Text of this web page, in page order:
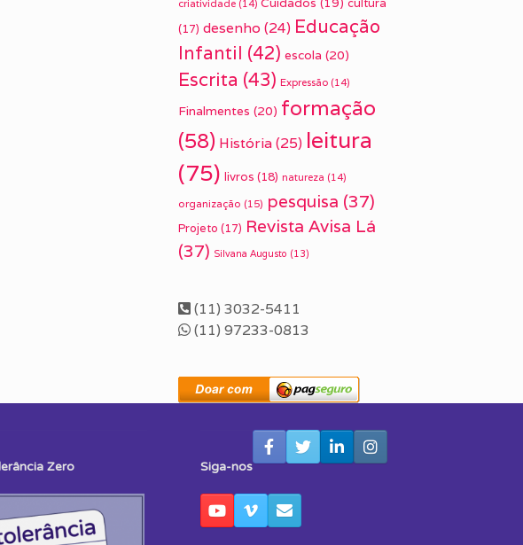
criatividade (14)
cultura
(17) desenho (24) Educação
Infantil (42) escola (20)
Escrita (43) Expressão (14)
Finalmentes (20) formação
(58) História(25) leitura
(75) livros (18) natureza (14)
organização (15) pesquisa (37)
Projeto (17) Revista Avisa Lá
(37) Silvana Augusto (13)
(11) 3032-5411
(11) 97233-0813
Zero Siga-nos